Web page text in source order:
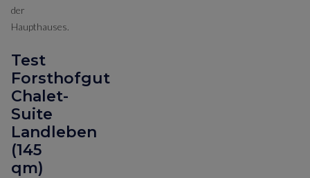
der
Haupthauses.
Test
Forsthofgut
Chalet-
Suite
Landleben
(145
qm)